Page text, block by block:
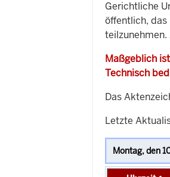
Gerichtliche
öffentlich,
Maßgeblich
Technisch
Das
Letzte